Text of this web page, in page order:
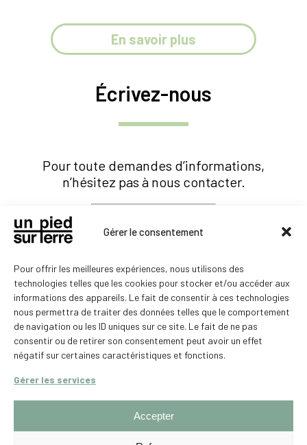
Gérer le consentement
Pour offrir les meilleures expériences, nous utilisons des
technologies telles que les cookies pour stocker et/ou accéder aux
informations des appareils. Le fait de consentir à ces technologies
nous permettra de traiter des données telles que le comportement
de navigation ou les ID uniques sur ce site. Le fait de ne pas
consentir ou de retirer son consentement peut avoir un effet
négatif sur certaines caractéristiques et fonctions.
Gérer les services
Accepter
En savoir plus
Écrivez-nous
Pour toute demandes d’informations,
n’hésitez pas à nous contacter.
unpiedsurterremontbrison@yahoo.com
Contactez-nous